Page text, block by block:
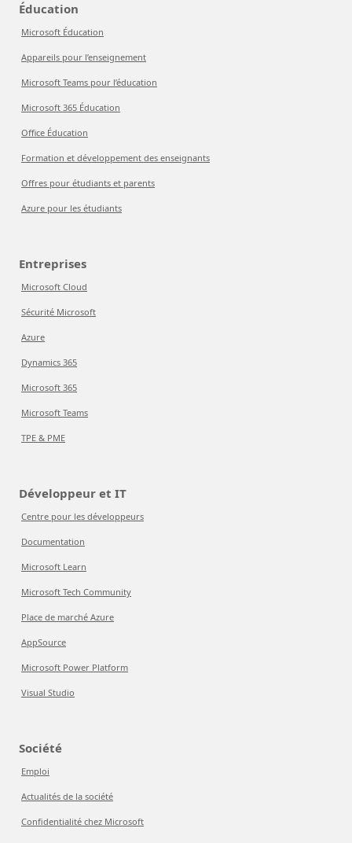
Éducation
Microsoft Éducation
Appareils pour l’enseignement
Microsoft Teams pour l’éducation
Microsoft 365 Éducation
Office Éducation
Formation et développement des enseignants
Offres pour étudiants et parents
Azure pour les étudiants
Entreprises
Microsoft Cloud
Sécurité Microsoft
Azure
Dynamics 365
Microsoft 365
Microsoft Teams
TPE & PME
Développeur et IT
Centre pour les développeurs
Documentation
Microsoft Learn
Microsoft Tech Community
Place de marché Azure
AppSource
Microsoft Power Platform
Visual Studio
Société
Emploi
Actualités de la société
Confidentialité chez Microsoft